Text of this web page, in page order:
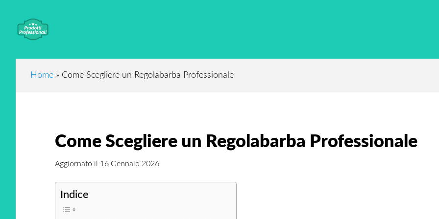
main
primary
footer
Home » Come Scegliere un Regolabarba Professionale
Come Scegliere un Regolabarba Professionale
Aggiornato il 16 Gennaio 2026
Indice